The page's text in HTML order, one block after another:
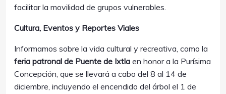
facilitar la movilidad de grupos vulnerables.
Cultura, Eventos y Reportes Viales
Informamos sobre la vida cultural y recreativa, como la
feria patronal de Puente de Ixtla en honor a la Purísima
Concepción, que se llevará a cabo del 8 al 14 de
diciembre, incluyendo el encendido del árbol el 1 de